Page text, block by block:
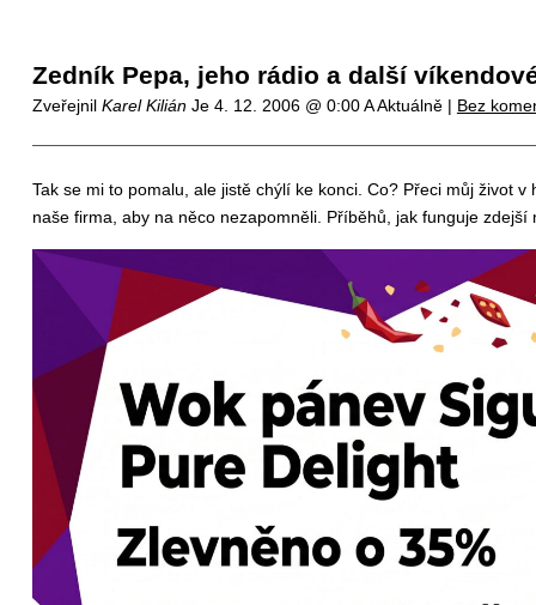
Zedník Pepa, jeho rádio a další
Zveřejnil Karel KiliánJe 4. 12. 2006 @ 0:00A Aktuálně | Bez
Tak se mi to pomalu, ale jistě chýlí ke konci. Co? Přeci můj život
naše firma, aby na něco nezapomněli. Příběhů, jak funguje